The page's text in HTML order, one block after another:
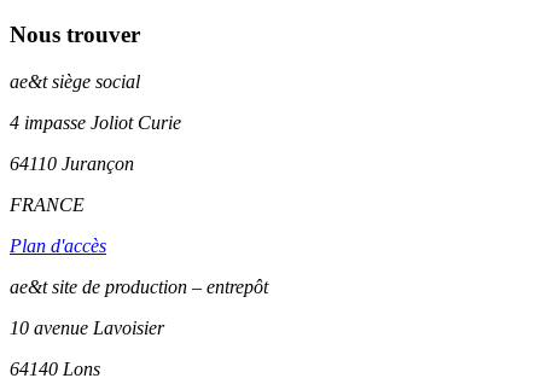
Nous trouver
ae&tsiège social
4 impasse Joliot Curie
64110 Jurançon
FRANCE
Plan d'accès
ae&t site de production – entrepôt
10 avenue Lavoisier
64140 Lons